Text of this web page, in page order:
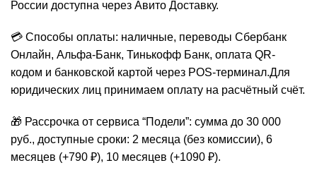
России доступна через Авито Доставку.
💳 Способы оплаты: наличные, переводы Сбербанк
Онлайн, Альфа-Банк, Тинькофф Банк, оплата QR-
кодом и банковской картой через POS-терминал.Для
юридических лиц принимаем оплату на расчётный счёт.
🎁 Рассрочка от сервиса “Подели”: сумма до 30 000
руб., доступные сроки: 2 месяца (без комиссии), 6
месяцев (+790 ₽), 10 месяцев (+1090 ₽).